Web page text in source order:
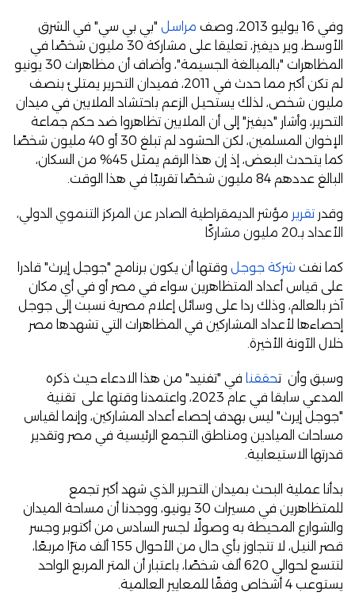
وفي 16 يوليو 2013، وصف مراسل "بي بي سي" في الشرق
الأوسط، وير ديفيز، تعليقا على مشاركة 30 مليون شخصًا في
المظاهرات "بالمبالغة الجسيمة"، وأضاف أن مظاهرات 30 يونيو
لم تكن أكبر مما حدث في 2011، فميدان التحرير يمتلئ بنصف
مليون شخص، لذلك يستحيل الزعم باحتشاد الملايين في ميدان
التحرير، وأشار "ديفيز" إلى أن الملايين تظاهروا ضد حكم جماعة
الإخوان المسلمين، لكن الحشود لم تبلغ 30 أو 40 مليون شخصًا
كما يتحدث البعض، إذ إن هذا الرقم يمثل 45% من السكان،
البالغ عددهم 84 مليون شخصًا تقريبًا في هذا الوقت.
وقدر تقرير مؤشر الديمقراطية الصادر عن المركز التنموي الدولي،
الأعداد بـ20 مليون مشاركًا
كما نفت شركة جوجل وقتها أن يكون برنامج "جوجل إيرث" قادرا
على قياس أعداد المتظاهرين سواء في مصر أو في أي مكان
آخر بالعالم، وذلك ردا على وسائل إعلام مصرية نسبت إلى جوجل
إحصاءها لأعداد المشاركين في المظاهرات التي تشهدها مصر
خلال الآونة الأخيرة.
وسبق وأن تحققنا في "تفنيد" من هذا الادعاء حيث ذكره
المدعي سابقا في عام 2023، واعتمدنا وقتها على تقنية
"جوجل إيرث" ليس بهدف إحصاء أعداد المشاركين، وإنما لقياس
مساحات الميادين ومناطق التجمع الرئيسية في مصر وتقدير
قدرتها الاستيعابية.
بدأنا عملية البحث بميدان التحرير الذي شهد أكبر تجمع
للمتظاهرين في مسيرات 30 يونيو، ووجدنا أن مساحة الميدان
والشوارع المحيطة به وصولًا لجسر السادس من أكتوبر وجسر
قصر النيل، لا تتجاوز بأي حال من الأحوال 155 ألف مترًا مربعًا،
لتتسع لحوالي 620 ألف شخصًا، باعتبار أن المتر المربع الواحد
يستوعب 4 أشخاص وفقًا للمعايير العالمية.